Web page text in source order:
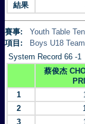
結果
賽事:
Youth Table
項目:
Boys U18
System Record 66 -1
蔡俊杰
1
2
3